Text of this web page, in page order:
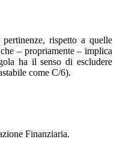
rispetto a quelle
– propriamente – implica
ha il senso di escludere
come C/6).
Finanziaria.